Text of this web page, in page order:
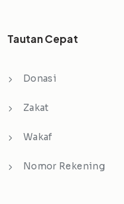
Tautan Cepat
Donasi
Zakat
Wakaf
Nomor Rekening